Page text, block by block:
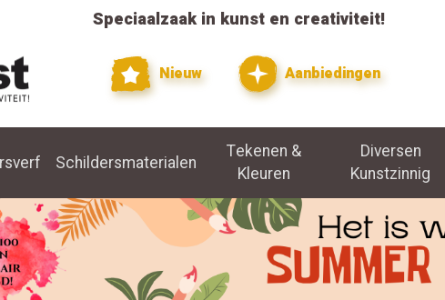
Speciaalzaak in kunst en creativiteit!
Nieuw Aanbiedingen
Zoeken
Schildersmaterialen
Tekenen &
Kleuren
Diversen
Kunstzinnig